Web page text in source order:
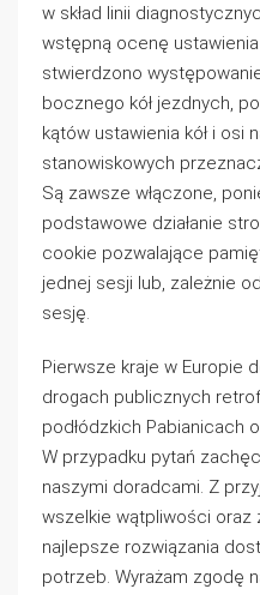
w skład linii
wstępną ocenę ustawienia
stwierdzono
bocznego kół jezdnych,
kątów ustawienia kół i osi
stanowiskowych
Są zawsze włączone,
podstawowe działanie
cookie pozwalające
jednej sesji lub, zależnie
sesję.
Pierwsze kraje w Europie
drogach publicznych
podłódzkich Pabianicach
W przypadku pytań
naszymi doradcami. Z
wszelkie wątpliwości oraz
najlepsze rozwiązania
potrzeb. Wyrażam zgodę